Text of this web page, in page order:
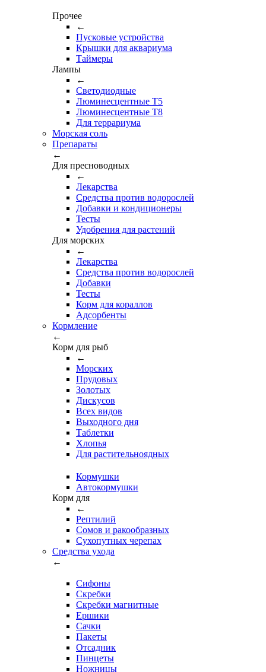
Прочее
←
Пусковые устройства
Крышки для аквариума
Таймеры
Лампы
←
Светодиодные
Люминесцентные Т5
Люминесцентные Т8
Для террариума
Морская соль
Препараты
←
Для пресноводных
←
Лекарства
Средства против водорослей
Добавки и кондиционеры
Тесты
Удобрения для растений
Для морских
←
Лекарства
Средства против водорослей
Добавки
Тесты
Корм для кораллов
Адсорбенты
Кормление
←
Корм для рыб
←
Морских
Прудовых
Золотых
Дискусов
Всех видов
Выходного дня
Таблетки
Хлопья
Для растительноядных
Кормушки
Автокормушки
Корм для
←
Рептилий
Сомов и ракообразных
Сухопутных черепах
Средства ухода
←
Сифоны
Скребки
Скребки магнитные
Ершики
Сачки
Пакеты
Отсадник
Пинцеты
Ножницы